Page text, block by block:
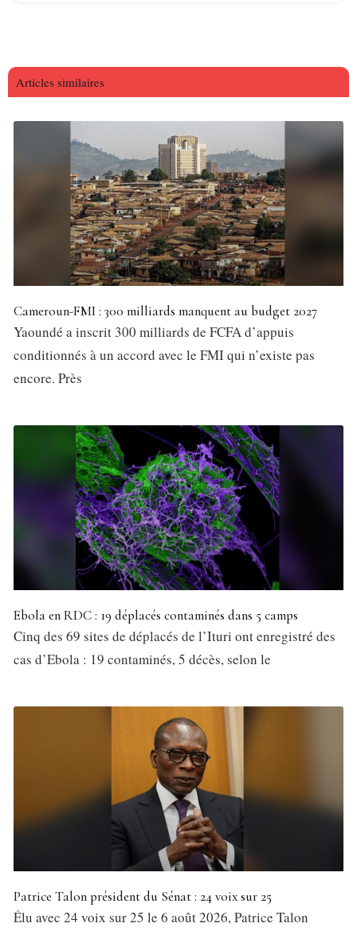
Articles similaires
Cameroun-FMI : 300 milliards manquent au budget 2027
Yaoundé a inscrit 300 milliards de FCFA d’appuis
conditionnés à un accord avec le FMI qui n’existe pas
encore. Près
Ebola en RDC : 19 déplacés contaminés dans 5 camps
Cinq des 69 sites de déplacés de l’Ituri ont enregistré des
cas d’Ebola : 19 contaminés, 5 décès, selon le
Patrice Talon président du Sénat : 24 voix sur 25
Élu avec 24 voix sur 25 le 6 août 2026, Patrice Talon